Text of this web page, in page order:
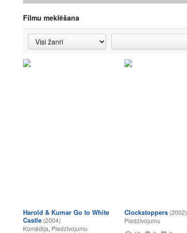
Filmu meklēšana
Harold & Kumar Go to White
Castle (2004)
Komēdija, Piedzīvojumu
Clockstoppers (2002)
Piedzīvojumu